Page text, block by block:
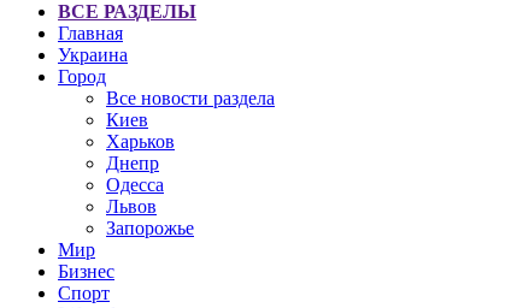
ВСЕ РАЗДЕЛЫ
Главная
Украина
Город
Все новости раздела
Киев
Харьков
Днепр
Одесса
Львов
Запорожье
Мир
Бизнес
Спорт